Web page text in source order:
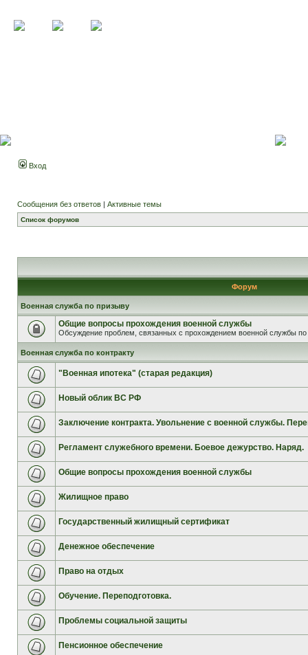
Вход
Сообщения без ответов | Активные темы
Список форумов
Форум
Военная служба по призыву
Общие вопросы прохождения военной службы
Обсуждение проблем, связанных с прохождением военной службы по
Военная служба по контракту
"Военная ипотека" (старая редакция)
Новый облик ВС РФ
Заключение контракта. Увольнение с военной службы.
Регламент служебного времени. Боевое дежурство. Наряд.
Общие вопросы прохождения военной службы
Жилищное право
Государственный жилищный сертификат
Денежное обеспечение
Право на отдых
Обучение. Переподготовка.
Проблемы социальной защиты
Пенсионное обеспечение